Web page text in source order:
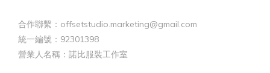
合作聯繫：offsetstudio.marketing@gmail.com
統一編號：92301398
營業人名稱：諾比服裝工作室